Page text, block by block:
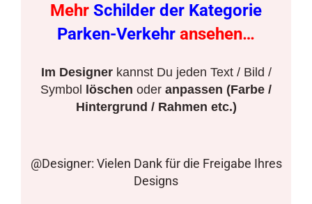
Mehr Schilder der Kategorie
Parken-Verkehr ansehen…
Im Designerkannst Du jeden Text / Bild /
Symbol
löschen oder anpassen (Farbe /
Hintergrund / Rahmen etc.)
@Designer: Vielen Dank für die Freigabe Ihres
Designs